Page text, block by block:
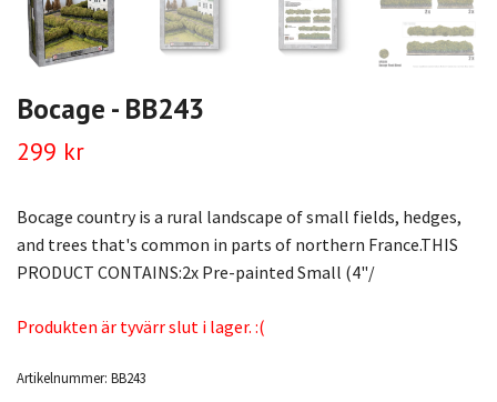
Bocage - BB243
299 kr
Bocage country is a rural landscape of small fields, hedges,
and trees that's common in parts of northern France.THIS
PRODUCT CONTAINS:2x Pre-painted Small (4"/
Produkten är tyvärr slut i lager. :(
Artikelnummer: BB243